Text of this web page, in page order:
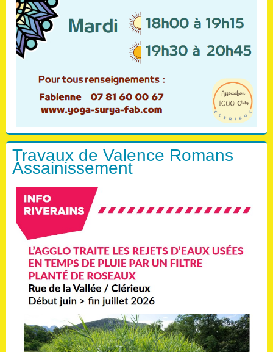
Travaux de Valence Romans
Assainissement